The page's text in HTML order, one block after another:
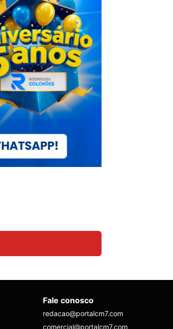
Fale conosco
redacao@portalcm7.com
comercial@portalcm7.com